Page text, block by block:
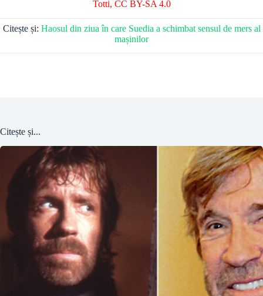
Totti, CC BY-SA 4.0
Citește și: Haosul din ziua în care Suedia a schimbat sensul de mers al
mașinilor
Citește și...